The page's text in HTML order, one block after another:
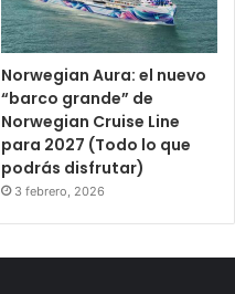
Norwegian Aura: el nuevo
“barco grande” de
Norwegian Cruise Line
para 2027 (Todo lo que
podrás disfrutar)
3 febrero, 2026